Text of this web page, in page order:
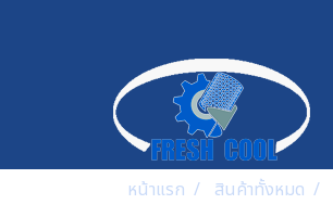
หน้าแรก สินค้าทั้งหมด